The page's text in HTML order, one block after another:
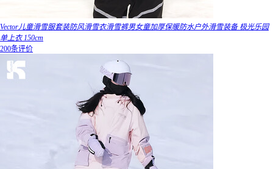
Vector儿童滑雪服套装防风滑雪衣滑雪裤男女童加厚保暖防水户外滑雪装备 极光乐园
单上衣 150cm
200条评价